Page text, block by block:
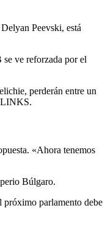
Peevski, está
ve reforzada por el
perderán entre un
LINKS.
«Ahora tenemos
Búlgaro.
próximo parlamento debe